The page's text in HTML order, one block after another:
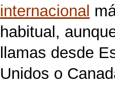
internacional
habitual,
llamas desde
Unidos o